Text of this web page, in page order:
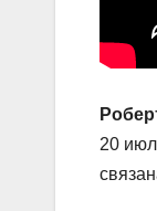
20